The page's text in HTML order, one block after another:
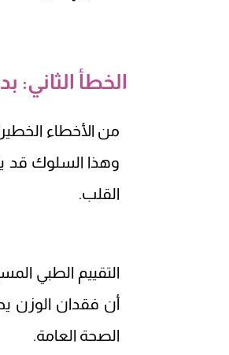
الخطأ
من الأخطاء
وهذا السلوك قد
القلب.
التقييم الطبي
أن فقدان الوزن
الصحة العامة.